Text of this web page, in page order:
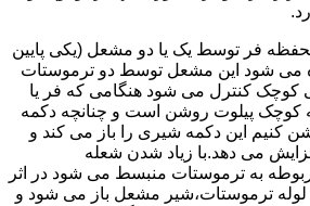
فر توسط یک یا دو مشعل (یکی پایین
می شود این مشعل توسط دو ترموستات
کوچک کنترل می شود هنگامی که فر یا
پیلوت روشن است و چنانچه دکمه
کنیم این دکمه شیری را باز می کند و
می دهد.با زیاد شدن شعله
به ترموستات منبسط می شود در اثر
ترموستات،شیر مشعل باز می شود و